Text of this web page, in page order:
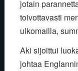
jotain
toivottavasti
ulkomailla,
Aki sijoittui
johtaa